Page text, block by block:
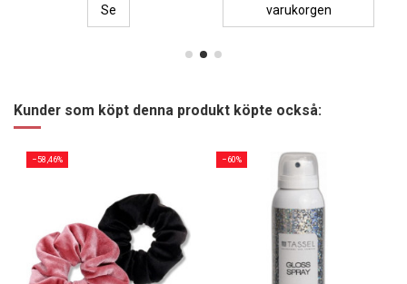
Se
varukorgen
Kunder som köpt denna produkt köpte också:
−58,46% −60%